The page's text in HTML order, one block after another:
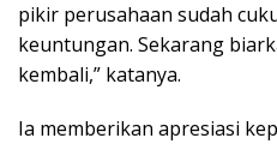
pikir perusahaan sudah
keuntungan. Sekarang
kembali,” katanya.
Ia memberikan apresiasi